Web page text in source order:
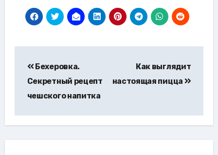
по
записям
Бехеровка.
Секретный рецепт
чешского напитка
Как выглядит
настоящая пицца